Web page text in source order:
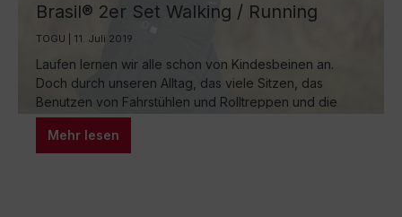
Brasil® 2er Set Walking / Running
TOGU | 11. Juli 2019
Laufen lernen wir alle schon von Kindesbeinen an.
Doch durch unseren Alltag, das viele Sitzen, das
Benutzen von Fahrstühlen und Rolltreppen und die
vielen Autofahrten haben wir teilweise die natürlichsten
Bewegungsformen, das Gehen und Laufen verlernt. Die
Brasil® unterstützen Sie im natürlichen
Mehr lesen